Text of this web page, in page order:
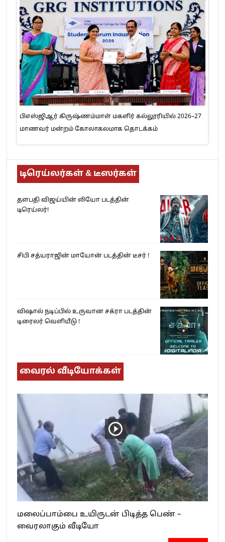
பிஎஸ்ஜிஆர் கிருஷ்ணம்மாள் மகளிர் கல்லூரியில் 2026–27
மாணவர் மன்றம் கோலாகலமாக தொடக்கம்
டிரெய்லர்கள் & டீஸர்கள்
தளபதி விஜய்யின் லியோ படத்தின்
டிரெய்லர்!
சிபி சத்யராஜின் மாயோன் படத்தின் டீசர் !
விஷால் நடிப்பில் உருவான சக்ரா படத்தின்
டிரைலர் வெளியீடு !
வைரல் வீடியோக்கள்
மலைப்பாம்பை உயிருடன் பிடித்த பெண் –
வைரலாகும் வீடியோ